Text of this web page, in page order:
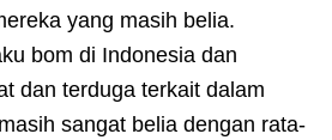
yang masih belia.
bom di Indonesia dan
dan terduga terkait dalam
sangat belia dengan rata-